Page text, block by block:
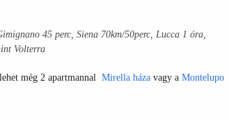
45 perc, Siena 70km/50perc, Lucca 1 óra,
Volterra
még 2 apartmannal Mirella háza vagy a Montelupo